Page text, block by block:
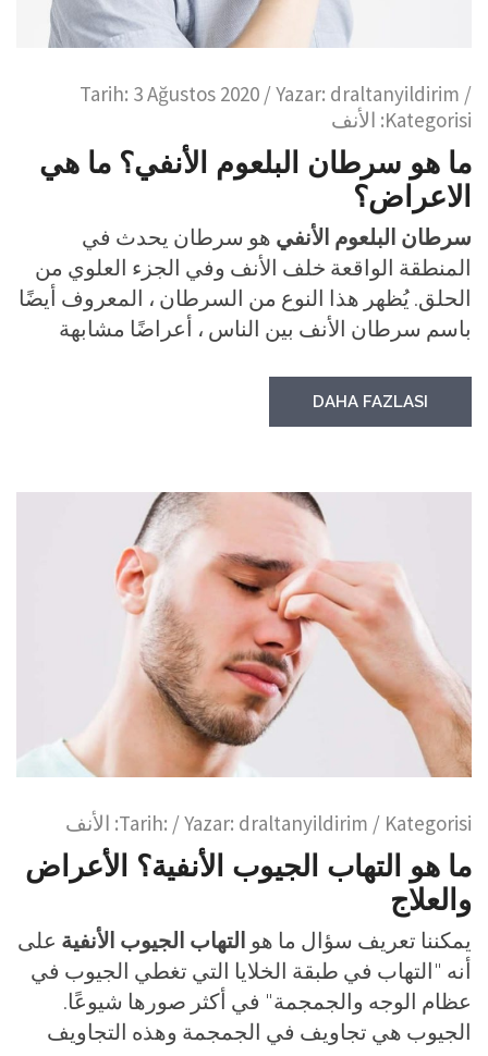
Tarih: 3 Ağustos 2020 / Yazar: draltanyildirim /
Kategorisi: الأنف
ما هو سرطان البلعوم الأنفي؟ ما هي
الاعراض؟
سرطان البلعوم الأنفي هو سرطان يحدث في
المنطقة الواقعة خلف الأنف وفي الجزء العلوي من
الحلق. يُظهر هذا النوع من السرطان ، المعروف أيضًا
باسم سرطان الأنف بين الناس ، أعراضًا مشابهة
DAHA FAZLASI
Tarih: / Yazar: draltanyildirim / Kategorisi: الأنف
ما هو التهاب الجيوب الأنفية؟ الأعراض
والعلاج
يمكننا تعريف سؤال ما هو التهاب الجيوب الأنفية على
أنه "التهاب في طبقة الخلايا التي تغطي الجيوب في
عظام الوجه والجمجمة" في أكثر صورها شيوعًا.
الجيوب هي تجاويف في الجمجمة وهذه التجاويف